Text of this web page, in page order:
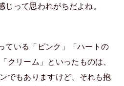
じって思われがちだよね。
ている「ピンク」「ハートの
クリーム」といったものは、
でもありますけど、それも抱